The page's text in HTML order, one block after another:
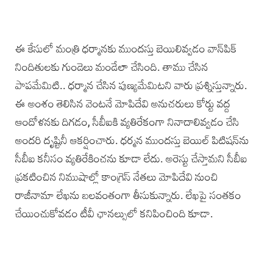
ఈ కేసులో మంత్రి ధర్మానకు ముందస్తు బెయిలివ్వడం వాన్‌పిక్
నిందితులకు గుండెలు మండేలా చేసింది. తాము చేసిన
పాపమేమిటి.. ధర్మాన చేసిన పుణ్యమేమిటని వారు ప్రశ్నిస్తున్నారు.
ఈ అంశం తెలిసిన వెంటనే మోపిదేవి అనుచరులు కోర్టు వద్ద
ఆందోళనకు దిగడం, సీబీఐకి వ్యతిరేకంగా నినాదాలివ్వడం చేసి
అందరి దృష్టినీ ఆకర్షించారు. ధర్మన ముందస్తు బెయిల్ పిటిషన్‌ను
సీబీఐ కనీసం వ్యతిరేకించను కూడా లేదు. అరెస్టు చేస్తామని సీబీఐ
ప్రకటించిన నిముషాల్లో కాంగ్రెస్ నేతలు మోపిదేవి నుంచి
రాజీనామా లేఖను బలవంతంగా తీసుకున్నారు. లేఖపై సంతకం
చేయించుకోవడం టీవీ ఛానల్సులో కనిపించింది కూడా.